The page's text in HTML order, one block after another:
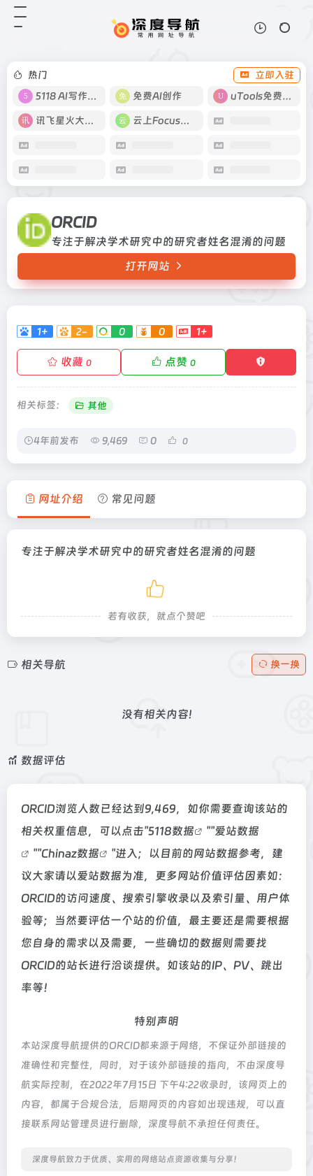
热门
立即入驻
5118 AI写作工具
免费AI创作 uTools免费工具箱
讯飞星火大模型 云上Focus接码
ORCID
专注于解决学术研究中的研究者姓名混淆的问题
打开网站
1+ 2- 0 0 1+
收藏 0 点赞 0
相关标签： 其他
4年前发布 9,469 0 0
网址介绍 常见问题
专注于解决学术研究中的研究者姓名混淆的问题
若有收获，就点个赞吧
相关导航 换一换
没有相关内容!
数据评估
ORCID浏览人数已经达到9,469，如你需要查询该站的
相关权重信息，可以点击"5118数据 ""爱站数据
""Chinaz数据
"进入；以目前的网站数据参考，建
议大家请以爱站数据为准，更多网站价值评估因素如：
ORCID的访问速度、搜索引擎收录以及索引量、用户体
验等；当然要评估一个站的价值，最主要还是需要根据
您自身的需求以及需要，一些确切的数据则需要找
ORCID的站长进行洽谈提供。如该站的IP、PV、跳出
率等！
特别声明
本站深度导航提供的ORCID都来源于网络，不保证外部链接的
准确性和完整性，同时，对于该外部链接的指向，不由深度导
航实际控制，在2022年7月15日 下午4:22收录时，该网页上的
内容，都属于合规合法，后期网页的内容如出现违规，可以直
接联系网站管理员进行删除，深度导航不承担任何责任。
深度导航致力于优质、实用的网络站点资源收集与分享！